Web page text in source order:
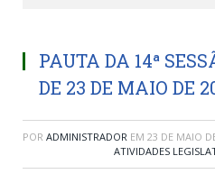
PAUTA DA 14ª
DE 23 DE MAIO DE
POR ADMINISTRADOR EM 23 DE MAIO
ATIVIDADES